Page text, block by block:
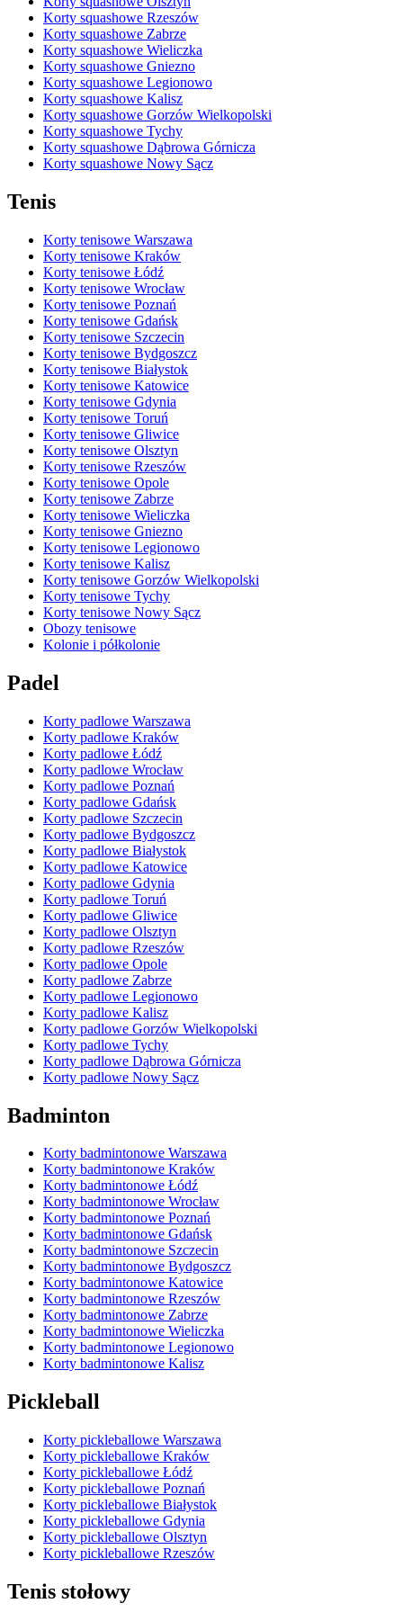
Korty squashowe Rzeszów
Korty squashowe Zabrze
Korty squashowe Wieliczka
Korty squashowe Gniezno
Korty squashowe Legionowo
Korty squashowe Kalisz
Korty squashowe Gorzów Wielkopolski
Korty squashowe Tychy
Korty squashowe Dąbrowa Górnicza
Korty squashowe Nowy Sącz
Tenis
Korty tenisowe Warszawa
Korty tenisowe Kraków
Korty tenisowe Łódź
Korty tenisowe Wrocław
Korty tenisowe Poznań
Korty tenisowe Gdańsk
Korty tenisowe Szczecin
Korty tenisowe Bydgoszcz
Korty tenisowe Białystok
Korty tenisowe Katowice
Korty tenisowe Gdynia
Korty tenisowe Toruń
Korty tenisowe Gliwice
Korty tenisowe Olsztyn
Korty tenisowe Rzeszów
Korty tenisowe Opole
Korty tenisowe Zabrze
Korty tenisowe Wieliczka
Korty tenisowe Gniezno
Korty tenisowe Legionowo
Korty tenisowe Kalisz
Korty tenisowe Gorzów Wielkopolski
Korty tenisowe Tychy
Korty tenisowe Nowy Sącz
Obozy tenisowe
Kolonie i półkolonie
Padel
Korty padlowe Warszawa
Korty padlowe Kraków
Korty padlowe Łódź
Korty padlowe Wrocław
Korty padlowe Poznań
Korty padlowe Gdańsk
Korty padlowe Szczecin
Korty padlowe Bydgoszcz
Korty padlowe Białystok
Korty padlowe Katowice
Korty padlowe Gdynia
Korty padlowe Toruń
Korty padlowe Gliwice
Korty padlowe Olsztyn
Korty padlowe Rzeszów
Korty padlowe Opole
Korty padlowe Zabrze
Korty padlowe Legionowo
Korty padlowe Kalisz
Korty padlowe Gorzów Wielkopolski
Korty padlowe Tychy
Korty padlowe Dąbrowa Górnicza
Korty padlowe Nowy Sącz
Badminton
Korty badmintonowe Warszawa
Korty badmintonowe Kraków
Korty badmintonowe Łódź
Korty badmintonowe Wrocław
Korty badmintonowe Poznań
Korty badmintonowe Gdańsk
Korty badmintonowe Szczecin
Korty badmintonowe Bydgoszcz
Korty badmintonowe Katowice
Korty badmintonowe Rzeszów
Korty badmintonowe Zabrze
Korty badmintonowe Wieliczka
Korty badmintonowe Legionowo
Korty badmintonowe Kalisz
Pickleball
Korty pickleballowe Warszawa
Korty pickleballowe Kraków
Korty pickleballowe Łódź
Korty pickleballowe Poznań
Korty pickleballowe Białystok
Korty pickleballowe Gdynia
Korty pickleballowe Olsztyn
Korty pickleballowe Rzeszów
Tenis stołowy